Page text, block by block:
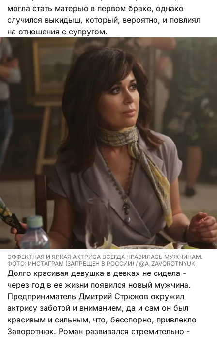
могла стать матерью в первом браке, однако
случился выкидыш, который, вероятно, и повлиял
на отношения с супругом.
ЭФФЕКТНАЯ И ЯРКАЯ АКТРИСА ВСЕГДА НРАВИЛАСЬ МУЖЧИНАМ.
ФОТО: ИНСТАГРАМ (ЗАПРЕЩЕН В РОССИИ) / @A_ZAVOROTNYUK
Долго красивая девушка в девках не сидела -
через год в ее жизни появился новый мужчина.
Предприниматель Дмитрий Стрюков окружил
актрису заботой и вниманием, да и сам он был
красивым и сильным, что, бесспорно, привлекло
Заворотнюк. Роман развивался стремительно -